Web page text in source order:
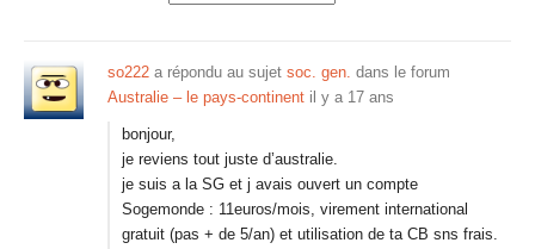
so222 a répondu au sujet soc. gen. dans le forum
Australie – le pays-continent il y a 17 ans
bonjour,
je reviens tout juste d’australie.
je suis a la SG et j avais ouvert un compte
Sogemonde : 11euros/mois, virement international
gratuit (pas + de 5/an) et utilisation de ta CB sns frais.